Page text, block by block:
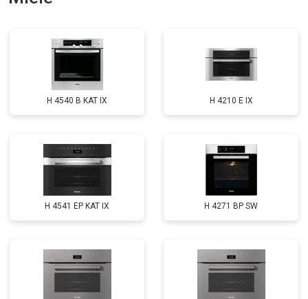
H 4540 B KAT IX H 4210 E IX
H 4541 EP KAT IX H 4271 BP SW